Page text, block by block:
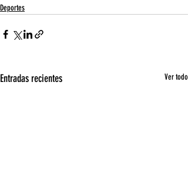
Deportes
Entradas recientes Ver todo